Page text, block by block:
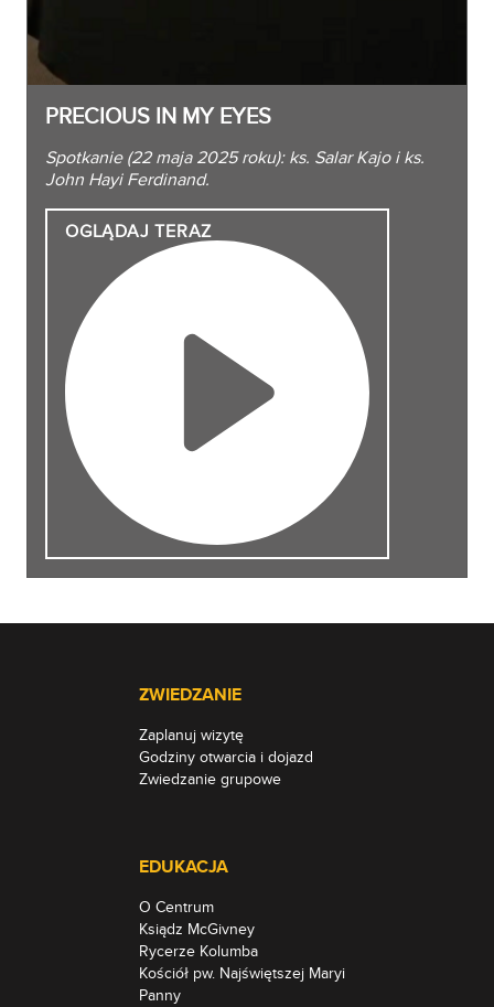
PRECIOUS IN MY EYES
Spotkanie (22 maja 2025 roku): ks. Salar Kajo i ks.
John Hayi Ferdinand.
OGLĄDAJTERAZ
ZWIEDZANIE
Zaplanuj wizytę
Godziny otwarcia i dojazd
Zwiedzanie grupowe
EDUKACJA
O Centrum
Ksiądz McGivney
Rycerze Kolumba
Kościół pw. Najświętszej Maryi
Panny